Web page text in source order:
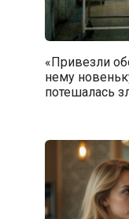
«Привезли
нему
потешалась